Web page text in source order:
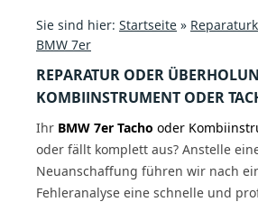
Sie sind hier: Startseite »
BMW 7er
REPARATUR ODER
KOMBIINSTRUMENT ODER
Ihr BMW 7er Tacho oder
oder fällt komplett aus? Anstelle
Neuanschaffung führen wir nach
Fehleranalyse eine schnelle und